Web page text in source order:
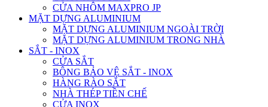
CỬA NHÔM MAXPRO JP
MẶT DỰNG ALUMINIUM
MẶT DỰNG ALUMINIUM NGOÀI TRỜI
MẶT DỰNG ALUMINIUM TRONG NHÀ
SẮT - INOX
CỬA SẮT
BÔNG BẢO VỆ SẮT - INOX
HÀNG RÀO SẮT
NHÀ THÉP TIỀN CHẾ
CỬA INOX